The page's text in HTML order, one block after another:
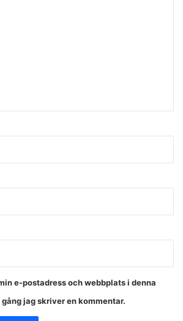
e-postadress och webbplats i denna
jag skriver en kommentar.